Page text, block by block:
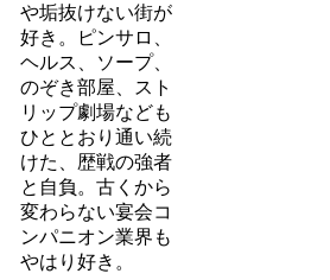
や垢抜けない街が
好き。ピンサロ、
ヘルス、ソープ、
のぞき部屋、スト
リップ劇場なども
ひととおり通い続
けた、歴戦の強者
と自負。古くから
変わらない宴会コ
ンパニオン業界も
やはり好き。